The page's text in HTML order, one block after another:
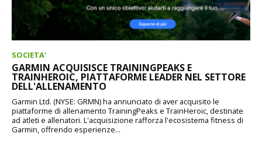
SOCIETA'
GARMIN ACQUISISCE TRAININGPEAKS E
TRAINHEROIC, PIATTAFORME LEADER NEL SETTORE
DELL'ALLENAMENTO
Garmin Ltd. (NYSE: GRMN) ha annunciato di aver acquisito le
piattaforme di allenamento TrainingPeaks e TrainHeroic, destinate
ad atleti e allenatori. L'acquisizione rafforza l'ecosistema fitness di
Garmin, offrendo esperienze...